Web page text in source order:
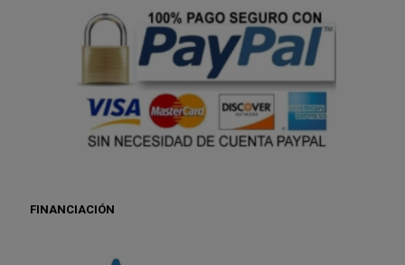
FINANCIACIÓN